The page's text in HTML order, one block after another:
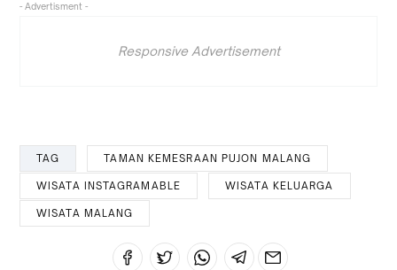
- Advertisment -
Responsive Advertisement
TAG TAMAN KEMESRAAN PUJON MALANG
WISATA INSTAGRAMABLE WISATA KELUARGA
WISATA MALANG